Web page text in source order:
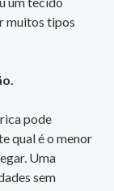
muitos tipos
pode
qual é o menor
Uma
sem